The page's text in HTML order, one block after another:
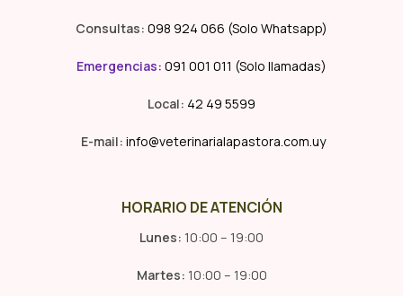
Consultas: 098 924 066 (Solo Whatsapp)
Emergencias: 091 001 011 (Solo llamadas)
Local: 42 49 5599
E-mail: info@veterinarialapastora.com.uy
HORARIO DE ATENCIÓN
Lunes: 10:00 – 19:00
Martes: 10:00 – 19:00